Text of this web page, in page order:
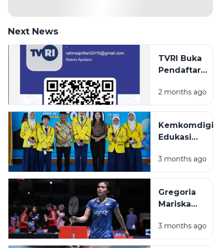
Next News
TVRI Buka
Pendaftaran
Resmi Piala
Dunia 2026
hingga
Hotel
2 months ago
Kemkomdigi
Edukasi
Digital dan
Internet
Pelajar di
Tangerang
3 months ago
Gregoria
Mariska
Resmi
Tinggalkan
3 months ago